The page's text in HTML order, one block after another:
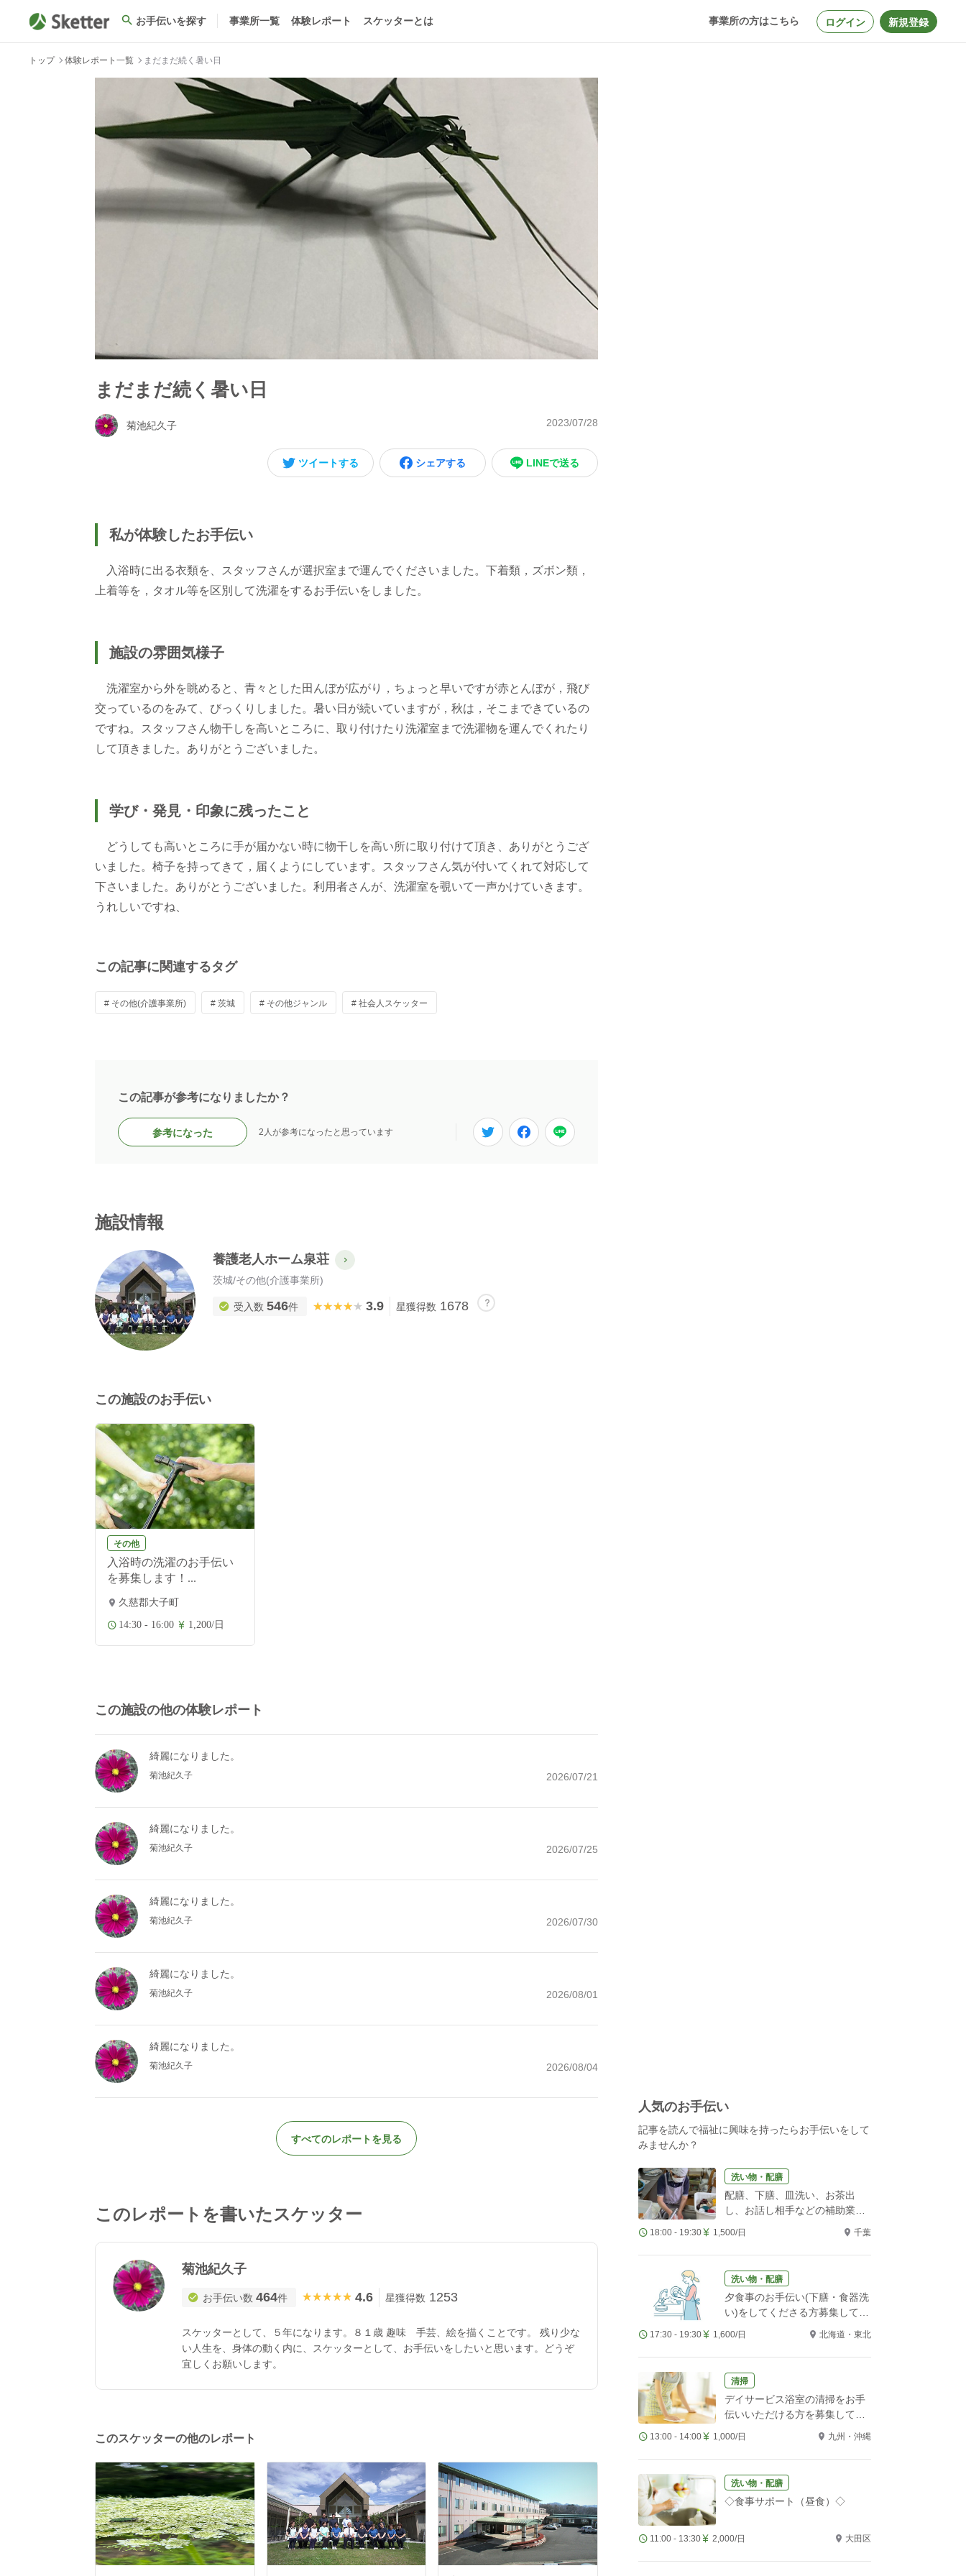
お手伝いを探す 事業所一覧 体験レポート スケッターとは 事業所の方はこちら ログイン 新規登録
トップ 体験レポート一覧 まだまだ続く暑い日
まだまだ続く暑い日
菊池紀久子 2023/07/28
ツイートする シェアする LINEで送る
私が体験したお手伝い
入浴時に出る衣類を、スタッフさんが選択室まで運んでくださいました。下着類，ズボン類，
上着等を，タオル等を区別して洗濯をするお手伝いをしました。
施設の雰囲気様子
洗濯室から外を眺めると、青々とした田んぼが広がり，ちょっと早いですが赤とんぼが，飛び
交っているのをみて、びっくりしました。暑い日が続いていますが，秋は，そこまできているの
ですね。スタッフさん物干しを高いところに、取り付けたり洗濯室まで洗濯物を運んでくれたり
して頂きました。ありがとうございました。
学び・発見・印象に残ったこと
どうしても高いところに手が届かない時に物干しを高い所に取り付けて頂き、ありがとうござ
いました。椅子を持ってきて，届くようにしています。スタッフさん気が付いてくれて対応して
下さいました。ありがとうございました。利用者さんが、洗濯室を覗いて一声かけていきます。
うれしいですね、
この記事に関連するタグ
# その他(介護事業所) # 茨城 # その他ジャンル # 社会人スケッター
この記事が参考になりましたか？
参考になった 2人が参考になったと思っています
施設情報
養護老人ホーム泉荘
茨城/その他(介護事業所)
受入数 546件 ★★★★★
★★★★★ 3.9 星獲得数 1678
この施設のお手伝い
その他
入浴時の洗濯のお手伝い
を募集します！...
久慈郡大子町
14:30 - 16:00 1,200/日
この施設の他の体験レポート
綺麗になりました。
菊池紀久子 2026/07/21
綺麗になりました。
菊池紀久子 2026/07/25
綺麗になりました。
菊池紀久子 2026/07/30
綺麗になりました。
菊池紀久子 2026/08/01
綺麗になりました。
菊池紀久子 2026/08/04
すべてのレポートを見る
このレポートを書いたスケッター
菊池紀久子
お手伝い数 464件 ★★★★★
★★★★★ 4.6 星獲得数 1253
スケッターとして、５年になります。８１歳 趣味 手芸、絵を描くことです。 残り少な
い人生を、身体の動く内に、スケッターとして、お手伝いをしたいと思います。どうぞ
宜しくお願いします。
このスケッターの他のレポート
人気のお手伝い
記事を読んで福祉に興味を持ったらお手伝いをして
みませんか？
洗い物・配膳
配膳、下膳、皿洗い、お茶出
し、お話し相手などの補助業務
18:00 - 19:30 1,500/日 千葉
洗い物・配膳
夕食事のお手伝い(下膳・食器洗
い)をしてくださる方募集してい
17:30 - 19:30 1,600/日 北海道・東北
清掃
デイサービス浴室の清掃をお手
伝いいただける方を募集してい
13:00 - 14:00 1,000/日 九州・沖縄
洗い物・配膳
◇食事サポート（昼食）◇
11:00 - 13:30 2,000/日 大田区